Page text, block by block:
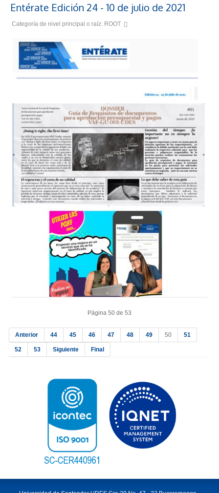
Entérate Edición 24 - 10 de julio de 2021
Categoría de nivel principal o raíz: ROOT
Página 50 de 53
Anterior 44 45 46 47 48 49 50 51
52 53 Siguiente Final